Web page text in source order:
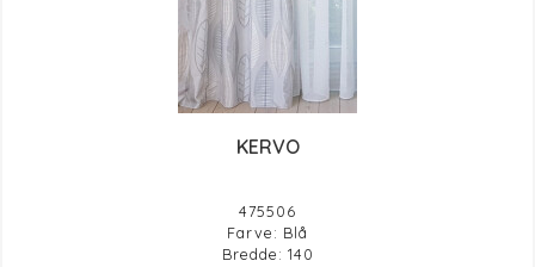
KERVO
475506
Farve: Blå
Bredde: 140